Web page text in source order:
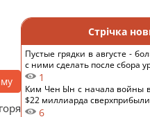
Стрічка
Пустые грядки в августе -
с ними сделать после сбора
1
Ким Чен Ын с начала войны
$22 миллиарда
6